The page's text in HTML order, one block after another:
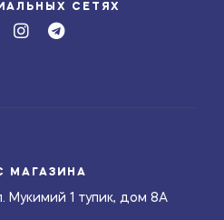
СЕТЯХ
МАГАЗИНА
Мукимий 1 тупик, дом 8А